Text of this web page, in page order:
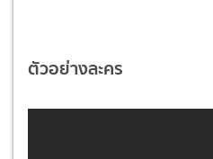
ตัวอย่างละคร